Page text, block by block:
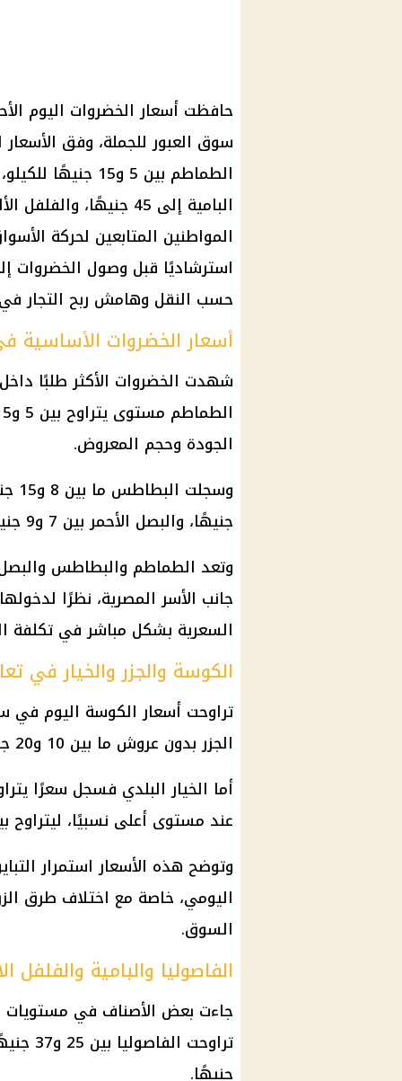
سوق العبور للجملة، وفق الأسعار
المواطنين المتابعين لحركة
استرشاديًا قبل وصول الخضروات
حسب النقل وهامش ربح التجار
أسعار الخضروات الأساسية
شهدت الخضروات الأكثر طلبًا
الجودة وحجم المعروض.
جنيهًا، والبصل الأحمر بين 7 و9 جنيهات للكيلو.
وتعد الطماطم والبطاطس
جانب الأسر المصرية، نظرًا
السعرية بشكل مباشر في تكلفة
الكوسة والجزر والخيار في
الجزر بدون عروش ما بين 10 و20 جنيهًا.
عند مستوى أعلى نسبيًا، ليتراوح بين 10 و16 جنيهًا
وتوضح هذه الأسعار استمرار
اليومي، خاصة مع اختلاف طرق
السوق.
الفاصوليا والبامية والفلفل
جاءت بعض الأصناف في مستويات
جنيهًا.